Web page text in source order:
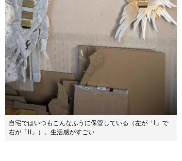
自宅ではいつもこんなふうに保管している（左が「I」で
右が「II」）。生活感がすごい